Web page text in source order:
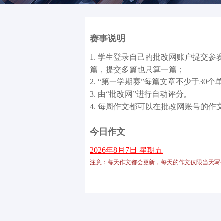
赛事说明
1. 学生登录自己的批改网账户提交参
篇，提交多篇也只算一篇；
2. “第一学期赛”每篇文章不少于30个
3. 由“批改网”进行自动评分。
4. 每周作文都可以在批改网账号的作
今日作文
2026年8月7日 星期五
注意：每天作文都会更新，每天的作文仅限当天